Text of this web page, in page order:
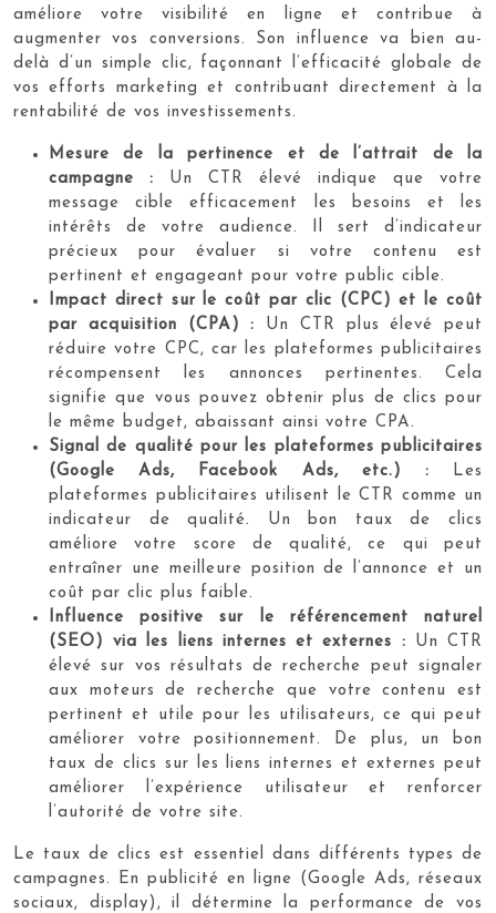
améliore votre visibilité en ligne et contribue à
augmenter vos conversions. Son influence va bien au-
delà d’un simple clic, façonnant l’efficacité globale de
vos efforts marketing et contribuant directement à la
rentabilité de vos investissements.
Mesure de la pertinence et de l’attrait de la
campagne : Un CTR élevé indique que votre
message cible efficacement les besoins et les
intérêts de votre audience. Il sert d’indicateur
précieux pour évaluer si votre contenu est
pertinent et engageant pour votre public cible.
Impact direct sur le coût par clic (CPC) et le coût
par acquisition (CPA) : Un CTR plus élevé peut
réduire votre CPC, car les plateformes publicitaires
récompensent les annonces pertinentes. Cela
signifie que vous pouvez obtenir plus de clics pour
le même budget, abaissant ainsi votre CPA.
Signal de qualité pour les plateformes publicitaires
(Google Ads, Facebook Ads, etc.) : Les
plateformes publicitaires utilisent le CTR comme un
indicateur de qualité. Un bon taux de clics
améliore votre score de qualité, ce qui peut
entraîner une meilleure position de l’annonce et un
coût par clic plus faible.
Influence positive sur le référencement naturel
(SEO) via les liens internes et externes : Un CTR
élevé sur vos résultats de recherche peut signaler
aux moteurs de recherche que votre contenu est
pertinent et utile pour les utilisateurs, ce qui peut
améliorer votre positionnement. De plus, un bon
taux de clics sur les liens internes et externes peut
améliorer l’expérience utilisateur et renforcer
l’autorité de votre site.
Le taux de clics est essentiel dans différents types de
campagnes. En publicité en ligne (Google Ads, réseaux
sociaux, display), il détermine la performance de vos